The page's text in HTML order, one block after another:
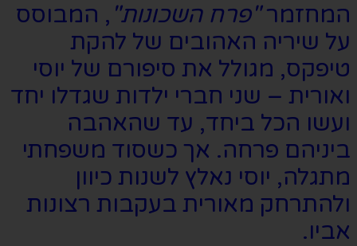
המחזמר"פרח השכונות" , המבוסס
על שיריה האהובים של להקת
טיפקס, מגולל את סיפורם של יוסי
ואורית – שני חברי ילדות שגדלו יחד
ועשו הכל ביחד, עד שהאהבה
ביניהם פרחה. אך כשסוד משפחתי
מתגלה, יוסי נאלץ לשנות כיוון
ולהתרחק מאורית בעקבות רצונות
אביו.